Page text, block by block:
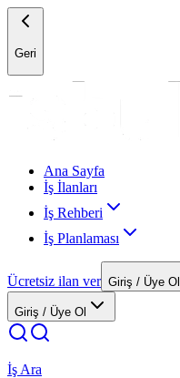
Geri
Ana Sayfa
İş İlanları
İş Rehberi
İş Planlaması
Ücretsiz ilan ver Giriş / Üye Ol
Giriş / Üye Ol
İş Ara